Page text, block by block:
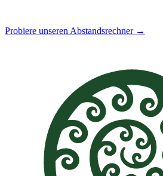
Probiere unseren Abstandsrechner →